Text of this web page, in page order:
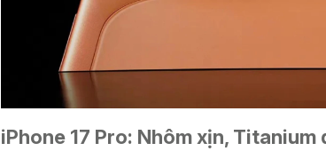
iPhone 17 Pro: Nhôm xịn, Titanium